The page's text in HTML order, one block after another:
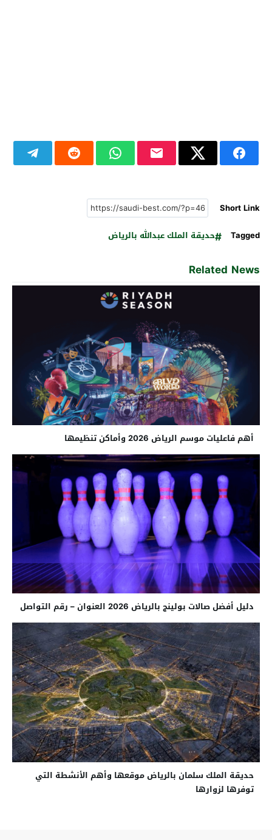
Short Link
Tagged
حديقة الملك عبدالله بالرياض
Related News
أهم فاعليات موسم الرياض 2026 وأماكن تنظيمها
دليل أفضل صالات بولينج بالرياض 2026 العنوان – رقم التواصل
حديقة الملك سلمان بالرياض موقعها وأهم الأنشطة التي
توفرها لزوارها